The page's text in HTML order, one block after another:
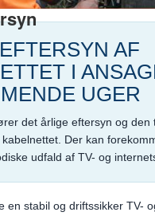
AF
I
UGER
det årlige eftersyn og den
Der kan
udfald af TV- og
en stabil og driftssikker TV-